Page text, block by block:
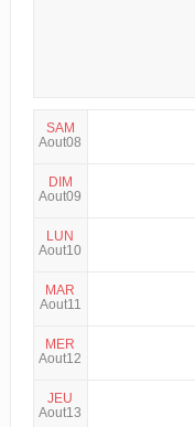
SAM
Aout08
DIM
Aout09
LUN
Aout10
MAR
Aout11
MER
Aout12
JEU
Aout13